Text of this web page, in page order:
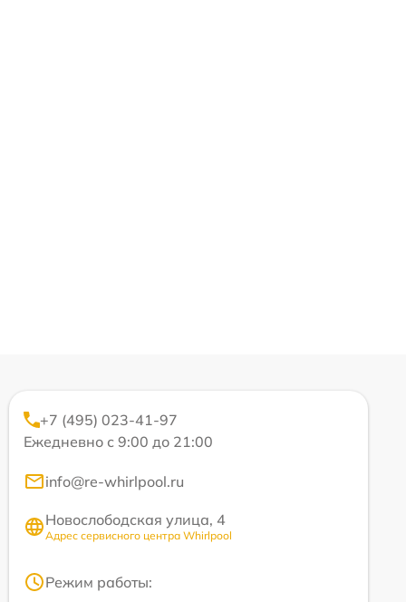
+7 (495) 023-41-97
Ежедневно с 9:00 до 21:00
info@re-whirlpool.ru
Новослободская улица, 4
Адрес сервисного центра Whirlpool
Режим работы: